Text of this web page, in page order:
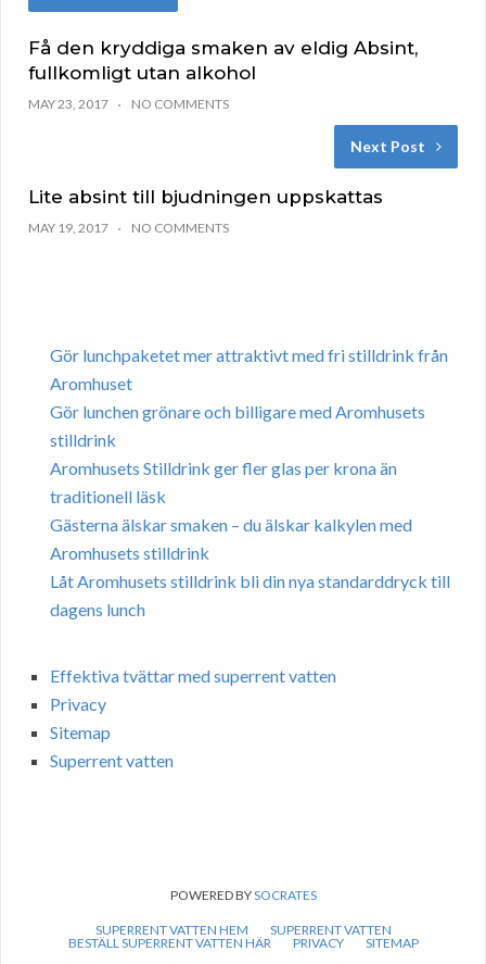
Få den kryddiga smaken av eldig Absint,
fullkomligt utan alkohol
MAY 23, 2017 NO COMMENTS
Next Post
Lite absint till bjudningen uppskattas
MAY 19, 2017 NO COMMENTS
Gör lunchpaketet mer attraktivt med fri stilldrink från
Aromhuset
Gör lunchen grönare och billigare med Aromhusets
stilldrink
Aromhusets Stilldrink ger fler glas per krona än
traditionell läsk
Gästerna älskar smaken – du älskar kalkylen med
Aromhusets stilldrink
Låt Aromhusets stilldrink bli din nya standarddryck till
dagens lunch
Effektiva tvättar med superrent vatten
Privacy
Sitemap
Superrent vatten
POWERED BYSOCRATES
SUPERRENT VATTEN HEM
SUPERRENT VATTEN
BESTÄLL SUPERRENT VATTEN HÄR
PRIVACY SITEMAP